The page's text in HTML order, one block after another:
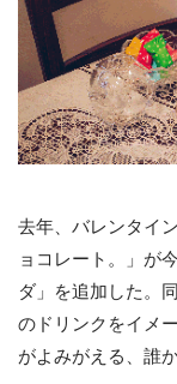
去年、バレンタイ
ョコレート。」が
ダ」を追加した。
のドリンクをイメ
がよみがえる、誰